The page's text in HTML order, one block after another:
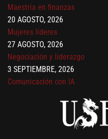
Maestría en finanzas
20 AGOSTO, 2026
Mujeres líderes
27 AGOSTO, 2026
Negociación y liderazgo
3 SEPTIEMBRE, 2026
Comunicación con IA
Gobernanza de datos
13 AGOSTO, 2026
Finanzas para no financieros